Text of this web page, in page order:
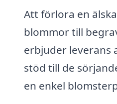
Att förlora en
blommor till
erbjuder leverans
stöd till de
en enkel